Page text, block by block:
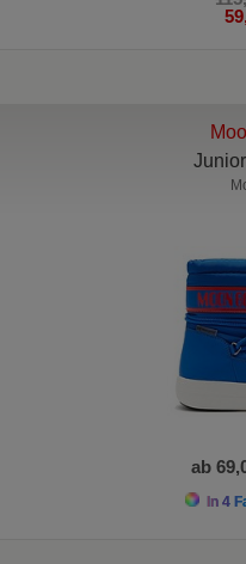
ab
In 4